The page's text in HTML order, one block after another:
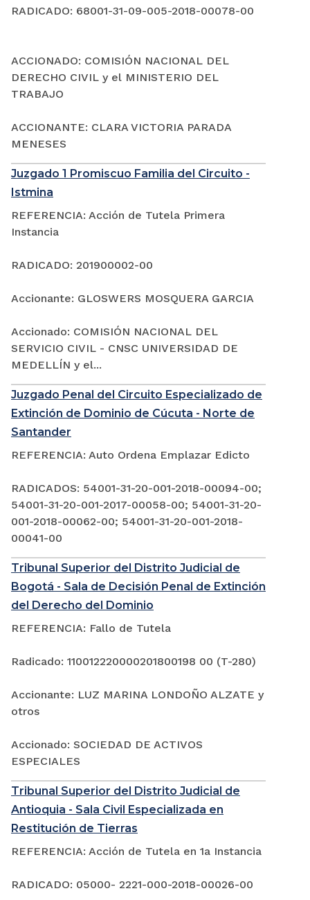
RADICADO: 68001-31-09-005-2018-00078-00
ACCIONADO: COMISIÓN NACIONAL DEL
DERECHO CIVIL y el MINISTERIO DEL
TRABAJO
ACCIONANTE: CLARA VICTORIA PARADA
MENESES
Juzgado 1 Promiscuo Familia del Circuito -
Istmina
REFERENCIA: Acción de Tutela Primera
Instancia
RADICADO: 201900002-00
Accionante: GLOSWERS MOSQUERA GARCIA
Accionado: COMISIÓN NACIONAL DEL
SERVICIO CIVIL - CNSC UNIVERSIDAD DE
MEDELLÍN y el...
Juzgado Penal del Circuito Especializado de
Extinción de Dominio de Cúcuta - Norte de
Santander
REFERENCIA: Auto Ordena Emplazar Edicto
RADICADOS: 54001-31-20-001-2018-00094-00;
54001-31-20-001-2017-00058-00; 54001-31-20-
001-2018-00062-00; 54001-31-20-001-2018-
00041-00
Tribunal Superior del Distrito Judicial de
Bogotá - Sala de Decisión Penal de Extinción
del Derecho del Dominio
REFERENCIA: Fallo de Tutela
Radicado: 110012220000201800198 00 (T-280)
Accionante: LUZ MARINA LONDOÑO ALZATE y
otros
Accionado: SOCIEDAD DE ACTIVOS
ESPECIALES
Tribunal Superior del Distrito Judicial de
Antioquia - Sala Civil Especializada en
Restitución de Tierras
REFERENCIA: Acción de Tutela en 1a Instancia
RADICADO: 05000- 2221-000-2018-00026-00